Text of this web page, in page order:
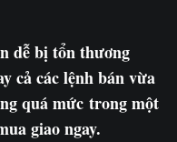
dễ bị tổn thương
cả các lệnh bán vừa
quá mức trong một
giao ngay.